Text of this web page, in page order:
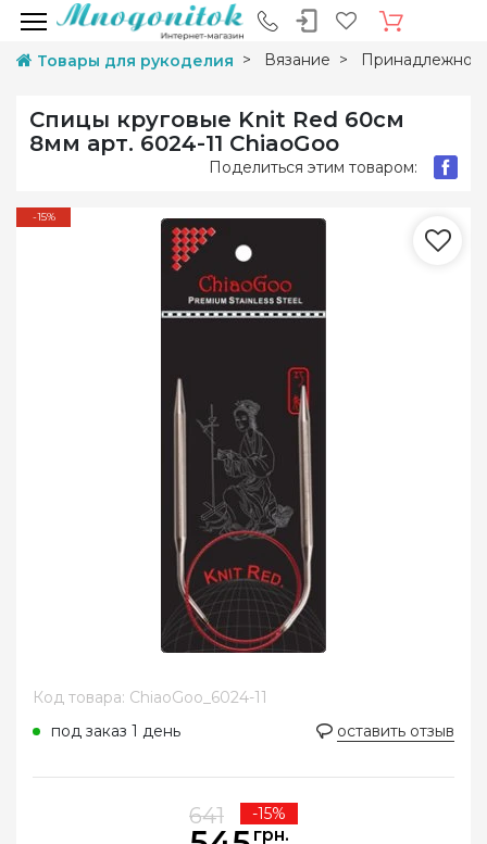
Товары для рукоделия Вязание
Спицы круговые Knit Red 60см
8мм арт. 6024-11 ChiaoGoo
Поделиться этим товаром:
-15%
Код товара: ChiaoGoo_6024-11
под заказ 1 день
оставить отзыв
641 -15%
грн.